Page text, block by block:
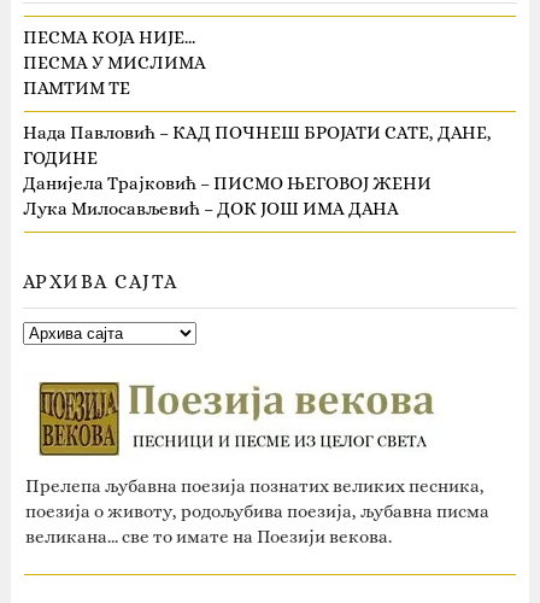
ПЕСМА КОЈА НИЈЕ…
ПЕСМА У МИСЛИМА
ПАМТИМ ТЕ
Нада Павловић – КАД ПОЧНЕШ БРОЈАТИ САТЕ, ДАНЕ,
ГОДИНЕ
Данијела Трајковић – ПИСМО ЊЕГОВОЈ ЖЕНИ
Лука Милосављевић – ДОК ЈОШ ИМА ДАНА
АРХИВА САЈТА
Прелепа љубавна поезија познатих великих песника,
поезија о животу, родољубива поезија, љубавна писма
великана... све то имате на Поезији векова.